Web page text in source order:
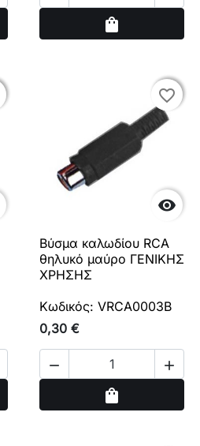
shopping_bag

favorite_border
favorite_border
Βύσμα καλωδίου RCA
θηλυκό μαύρο ΓΕΝΙΚΗΣ
ΧΡΗΣΗΣ
Κωδικός: VRCA0003B
0,30 €
 
shopping_bag